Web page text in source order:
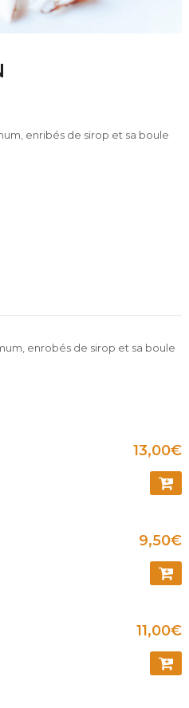
enribés de sirop et sa boule
enrobés de sirop et sa boule
13,00€
9,50€
11,00€